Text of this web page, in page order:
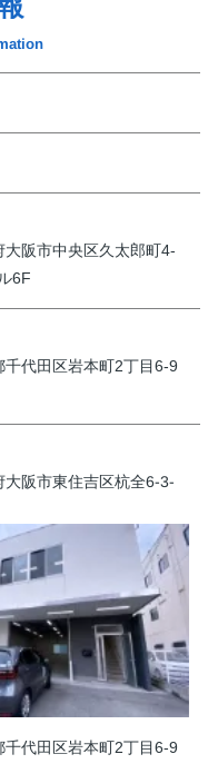
阪市中央区久太郎町4-
6F
代田区岩本町2丁目6-9
阪市東住吉区杭全6-3-
代田区岩本町2丁目6-9